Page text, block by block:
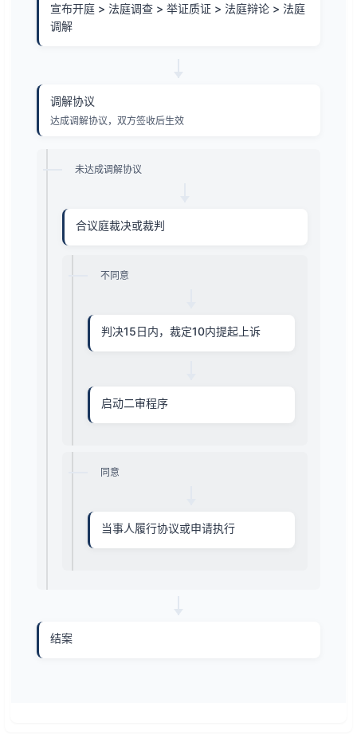
宣布开庭 > 法庭调查 > 举证质证 > 法庭辩论 > 法庭
调解
调解协议
达成调解协议，双方签收后生效
未达成调解协议
合议庭裁决或裁判
不同意
判决15日内，裁定10内提起上诉
启动二审程序
同意
当事人履行协议或申请执行
结案